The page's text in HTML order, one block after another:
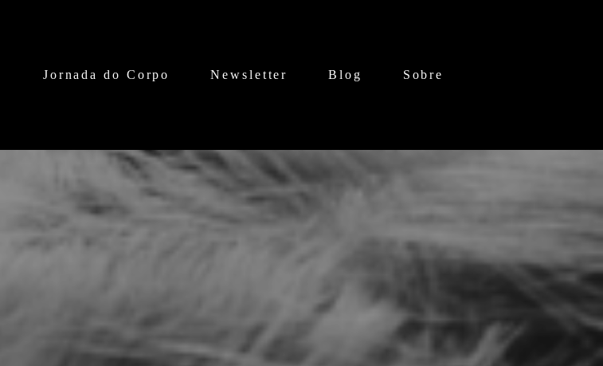
Jornada do Corpo Newsletter Blog Sobre